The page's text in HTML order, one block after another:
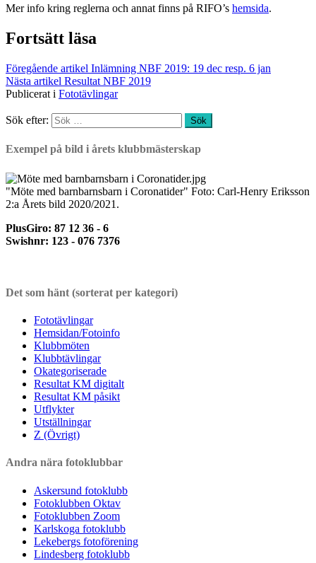
Mer info kring reglerna och annat finns på RIFO’s hemsida.
Fortsätt läsa
Föregående artikel Inlämning NBF 2019: 19 dec resp. 6 jan
Nästa artikel Resultat NBF 2019
Publicerat i Fototävlingar
Sök efter:
Exempel på bild i årets klubbmästerskap
"Möte med barnbarnsbarn i Coronatider" Foto: Carl-Henry Eriksson
2:a Årets bild 2020/2021.
PlusGiro: 87 12 36 - 6
Swishnr: 123 - 076 7376
Det som hänt (sorterat per kategori)
Fototävlingar
Hemsidan/Fotoinfo
Klubbmöten
Klubbtävlingar
Okategoriserade
Resultat KM digitalt
Resultat KM påsikt
Utflykter
Utställningar
Z (Övrigt)
Andra nära fotoklubbar
Askersund fotoklubb
Fotoklubben Oktav
Fotoklubben Zoom
Karlskoga fotoklubb
Lekebergs fotoförening
Lindesberg fotoklubb